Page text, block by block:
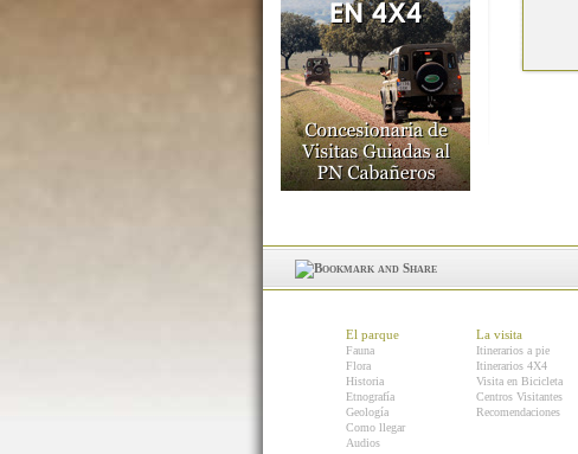
El parque
Fauna
Flora
Historia
Etnografía
Geología
Como llegar
Audios
La visita
Itinerarios a pie
Itinerarios 4X4
Visita en Bicicleta
Centros Visitantes
Recomendaciones